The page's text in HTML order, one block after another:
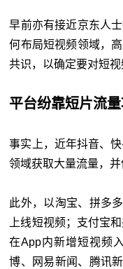
早前亦有接近京东人
何布局短视频领域，
共识，以确定要对短视
平台纷靠短片流
事实上，近年抖音、
领域获取大量流量，并
此外，以淘宝、拼多
上线短视频；支付宝
在App内新增短视频
博、网易新闻、腾讯